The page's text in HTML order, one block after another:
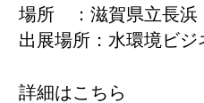
場所 ：滋賀県立長浜
出展場所：水環境ビ
詳細はこちら